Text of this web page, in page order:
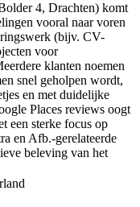
4, Drachten) komt
vooral naar voren
(bijv. CV-
voor
klanten noemen
snel geholpen wordt,
en met duidelijke
Places reviews oogt
een sterke focus op
en Afb.-gerelateerde
beleving van het